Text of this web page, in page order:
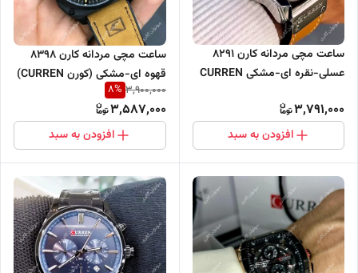
ساعت مچی مردانه کارن 8291
عسلی-نقره ای-مشکی CURREN
3,791,000
افزودن به سبد
ساعت مچی مردانه کارن 8398
قهوه ای-مشکی (کورن CURREN)
سه موتور فعال
3,900,000
8%
3,587,000
افزودن به سبد